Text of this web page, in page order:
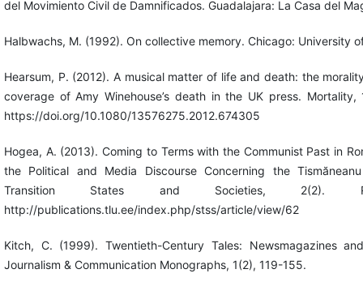
del Movimiento Civil de Damnificados. Guadalajara: La Casa del
Halbwachs, M. (1992). On collective memory. Chicago: University
Hearsum, P. (2012). A musical matter of life and death: the
coverage of Amy Winehouse’s death in the UK press. Mortality,
https://doi.org/10.1080/13576275.2012.674305
Hogea, A. (2013). Coming to Terms with the Communist Past in
the Political and Media Discourse Concerning the
Transition States and Societies, 2(2).
http://publications.tlu.ee/index.php/stss/article/view/62
Kitch, C. (1999). Twentieth-Century Tales: Newsmagazines
Journalism & Communication Monographs, 1(2), 119-155.